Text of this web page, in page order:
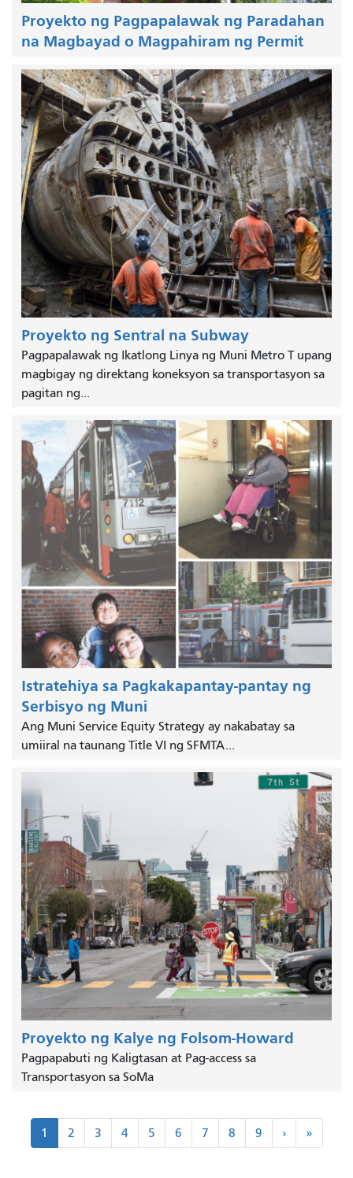
Proyekto ng Pagpapalawak ng Paradahan
na Magbayad o Magpahiram ng Permit
Proyekto ng Sentral na Subway
Pagpapalawak ng Ikatlong Linya ng Muni Metro T upang
magbigay ng direktang koneksyon sa transportasyon sa
pagitan ng...
Istratehiya sa Pagkakapantay-pantay ng
Serbisyo ng Muni
Ang Muni Service Equity Strategy ay nakabatay sa
umiiral na taunang Title VI ng SFMTA...
Proyekto ng Kalye ng Folsom-Howard
Pagpapabuti ng Kaligtasan at Pag-access sa
Transportasyon sa SoMa
Paginasyon
1 2 3 4 5 6 7 8 9 ›Susunod
›
»Huli
»